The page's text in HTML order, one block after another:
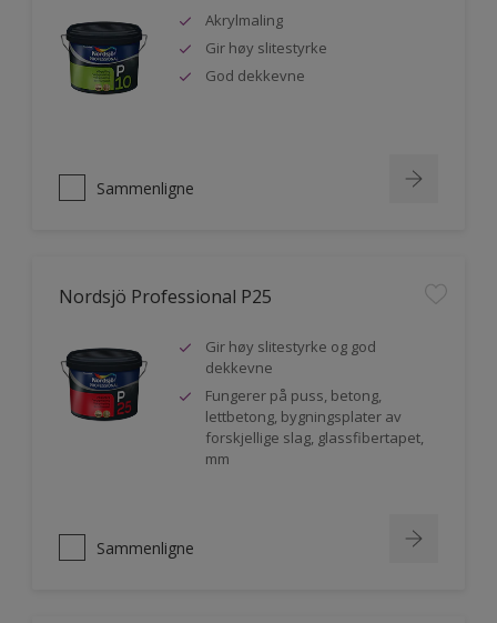
Akrylmaling
Gir høy slitestyrke
God dekkevne
Sammenligne
Nordsjö Professional P25
Gir høy slitestyrke og god
dekkevne
Fungerer på puss, betong,
lettbetong, bygningsplater av
forskjellige slag, glassfibertapet,
mm
Sammenligne